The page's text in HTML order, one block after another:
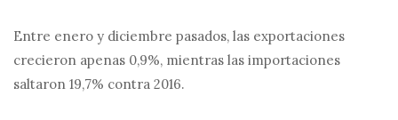
Entre enero y diciembre pasados, las exportaciones
crecieron apenas 0,9%, mientras las importaciones
saltaron 19,7% contra 2016.